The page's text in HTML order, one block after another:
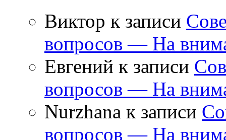
Виктор к записи
вопросов — На
Евгений к записи
вопросов — На
Nurzhana к записи
вопросов — На